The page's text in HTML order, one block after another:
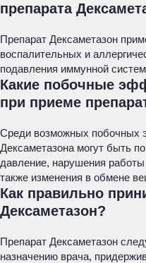
препарата
Препарат Дексаметазон
воспалительных и
подавления иммунной
Какие побочные
при приеме
Среди возможных побочных
Дексаметазона могут быть
давление, нарушения
также изменения в обмене
Как правильно
Дексаметазон?
Препарат Дексаметазон
назначению врача,